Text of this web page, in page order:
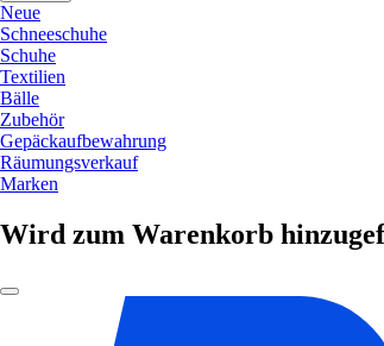
Neue
Schneeschuhe
Schuhe
Textilien
Bälle
Zubehör
Gepäckaufbewahrung
Räumungsverkauf
Marken
Wird zum Warenkorb